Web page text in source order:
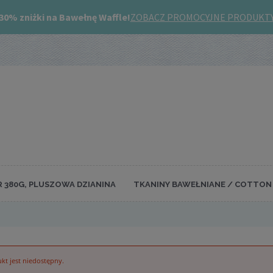
380G, PLUSZOWA DZIANINA TKANINY BAWEŁNIANE / COTTON
jest niedostępny.